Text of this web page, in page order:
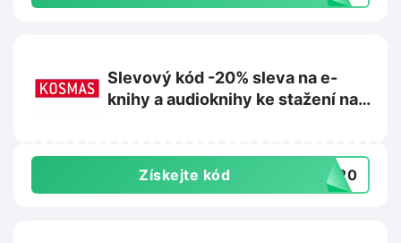
Slevový kód -20% sleva na e-
knihy a audioknihy ke stažení na
Získejte kód UJ20